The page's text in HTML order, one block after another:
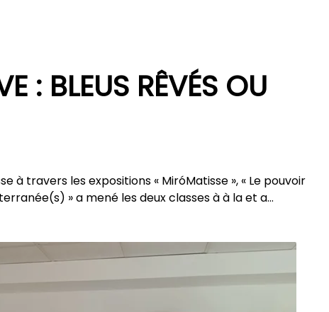
: BLEUS RÊVÉS OU
à travers les expositions « MiróMatisse », « Le pouvoir
» a mené les deux classes à à la et a…